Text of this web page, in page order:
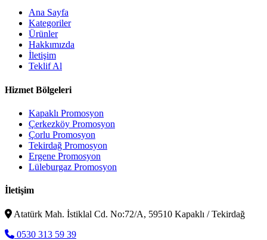
Ana Sayfa
Kategoriler
Ürünler
Hakkımızda
İletişim
Teklif Al
Hizmet Bölgeleri
Kapaklı Promosyon
Çerkezköy Promosyon
Çorlu Promosyon
Tekirdağ Promosyon
Ergene Promosyon
Lüleburgaz Promosyon
İletişim
Atatürk Mah. İstiklal Cd. No:72/A, 59510 Kapaklı / Tekirdağ
0530 313 59 39